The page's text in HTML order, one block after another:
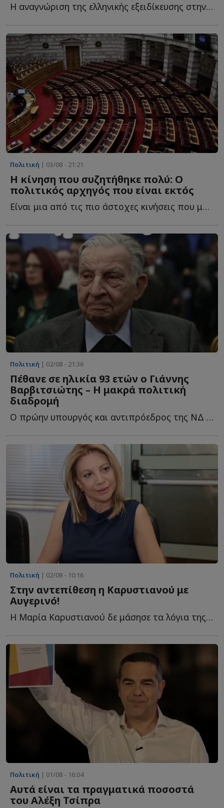
Η αναγνώριση της ελληνικής εξειδίκευσης στην Τουρκία δ...
Πολιτική | 03/08 - 21:21
Η κίνηση που συζητήθηκε πολύ: Ο
πολιτικός αρχηγός που είναι εκτός
Είναι μια από τις πιο άστοχες κινήσεις που μπορούσε ν...
Πολιτική | 02/08 - 21:36
Πέθανε σε ηλικία 93 ετών ο Γιάννης
Βαρβιτσιώτης – Η μακρά πολιτική
διαδρομή
Ο πρώην υπουργός και αντιπρόεδρος της ΝΔ πέθανε την η...
Πολιτική | 02/08 - 10:16
Στην αντεπίθεση η Καρυστιανού με
Αυγερινό!
Η Μαρία Καρυστιανού δε μάσησε τα λόγια της για την αιφνίδια α...
Πολιτική | 01/08 - 16:04
Αυτά είναι τα πραγματικά ποσοστά
του Αλέξη Τσίπρα